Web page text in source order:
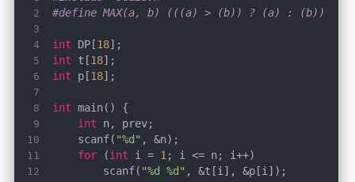
#define MAX(a, b) (((a) > (b)) ? (a) : (b))
int DP[18
int t[18
int p[18
int
int
    scanf(
"%d"
for (int i = 1
        scanf(
"%d %d"